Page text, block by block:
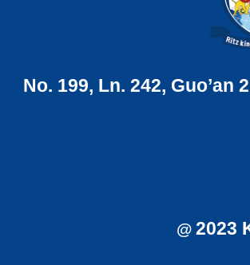
No. 199, Ln. 242, Guo’an
@ 2023